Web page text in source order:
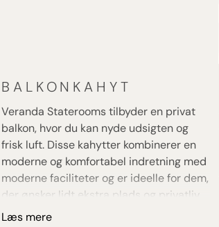
BALKONKAHYT
Veranda Staterooms tilbyder en privat
balkon, hvor du kan nyde udsigten og
frisk luft. Disse kahytter kombinerer en
moderne og komfortabel indretning med
moderne faciliteter og er ideelle for dem,
der ønsker lidt ekstra plads og privatliv
under rejsen.
Læs mere